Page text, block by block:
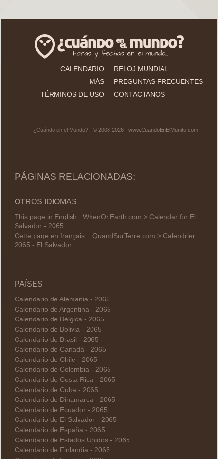
CALENDARIO
RELOJ MUNDIAL
MÁS
PREGUNTAS FRECUENTES
TÉRMINOS DE USO
CONTACTANOS
¿Cuándo en el Mundo? - © 2008-2026 - www.CuandoEnElMundo.com
PÁGINAS RELACIONADAS:
OTROS IDIOMAS
This page in English: WhenOnEarth.com > Calendar for El
Salvador - 2065
Cette page en français : QuandSurTerre.com > Calendrier
2065 - El Salvador
PAÍSES
Calendario de Alemania - 2065
Calendario de Argentina - 2065
Calendario de Bélgica - 2065
Calendario de Bolivia - 2065
Calendario de Brasil - 2065
Calendario de Canadá - 2065
Calendario de Chile - 2065
Calendario de Colombia - 2065
Calendario de Costa Rica - 2065
Calendario de Cuba - 2065
Calendario de Dinamarca - 2065
Calendario de Ecuador - 2065
Calendario de El Salvador - 2065
Calendario de España - 2065
Calendario de Estados Unidos - 2065
Calendario de Finlandia - 2065